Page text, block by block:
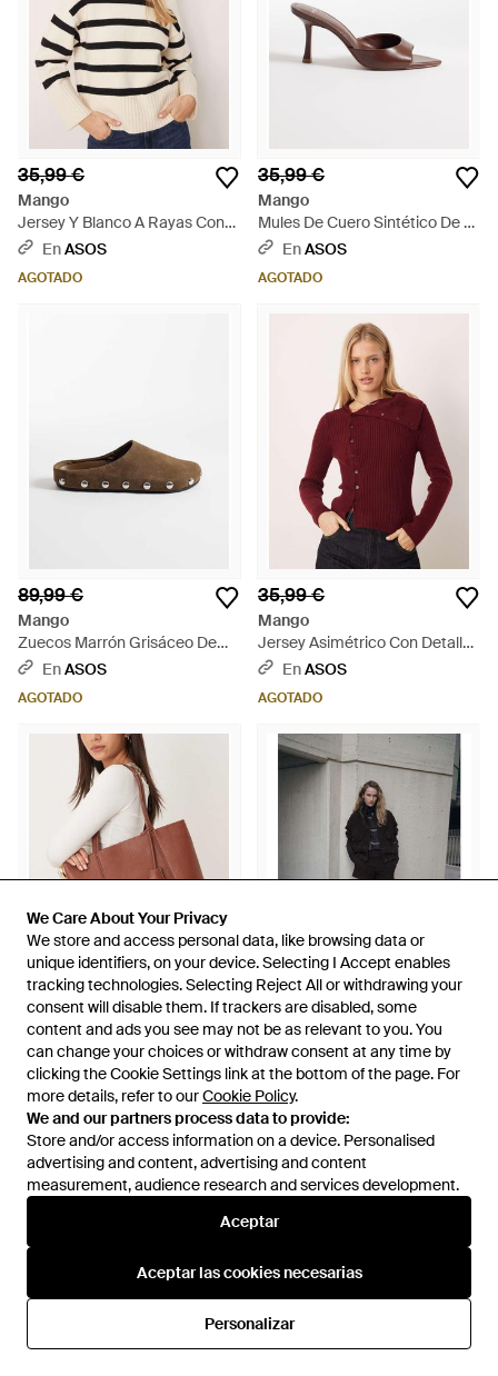
We Care About Your Privacy
We store and access personal data, like browsing data or
unique identifiers, on your device. Selecting I Accept enables
tracking technologies. Selecting Reject All or withdrawing your
consent will disable them. If trackers are disabled, some
content and ads you see may not be as relevant to you. You
can change your choices or withdraw consent at any time by
clicking the Cookie Settings link at the bottom of the page. For
more details, refer to ourCookie Policy.
We and our partners process data to provide:
Store and/or access information on a device. Personalised
advertising and content, advertising and content
measurement, audience research and services development.
Aceptar
Aceptar las cookies necesarias
Personalizar
We Care About Your Privacy
We store and access personal data, like browsing data or
unique identifiers, on your device. Selecting I Accept enables
tracking technologies. Selecting Reject All or withdrawing your
consent will disable them. If trackers are disabled, some
content and ads you see may not be as relevant to you. You
can change your choices or withdraw consent at any time by
clicking the Cookie Settings link at the bottom of the page. For
more details, refer to ourCookie Policy.
We and our partners process data to provide:
Store and/or access information on a device. Personalised
advertising and content, advertising and content
measurement, audience research and services development.
Aceptar
Aceptar las cookies necesarias
Personalizar
35,99 €
Mango
Jersey Y Blanco A Rayas Con
Cuello Redondo De - Neutro
EnASOS
AGOTADO
35,99 €
Mango
Mules De Cuero Sintético De -
Marrón
EnASOS
AGOTADO
89,99 €
Mango
Zuecos Marrón Grisáceo De
Cuero Con Detalle De
Marrón
EnASOS
AGOTADO
35,99 €
Mango
Jersey Asimétrico Con Detalle
De Botones De -Rojo - Rojo
EnASOS
AGOTADO
35,99 €
Mango
Bolso Tote Con Detalle De
Charm De - Marrón
En ASOS
AGOTADO
299,99 €
Mango
Chaqueta Marrón De Ante
Auténtico Sienna De - Gris
En
AGOTADO